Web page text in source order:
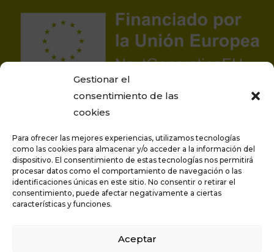
Gestionar el
consentimiento de las
cookies
Para ofrecer las mejores experiencias, utilizamos tecnologías
como las cookies para almacenar y/o acceder a la información del
dispositivo. El consentimiento de estas tecnologías nos permitirá
procesar datos como el comportamiento de navegación o las
identificaciones únicas en este sitio. No consentir o retirar el
consentimiento, puede afectar negativamente a ciertas
características y funciones.
Aceptar
Proyecto financiado por la Unión Europea –
NextGenerationEU
Privacidad